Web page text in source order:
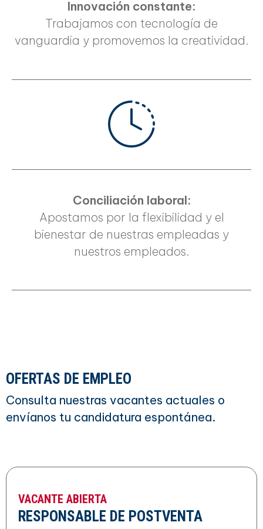
Innovación constante:
Trabajamos con tecnología de
vanguardia y promovemos la creatividad.
Conciliación laboral:
Apostamos por la flexibilidad y el
bienestar de nuestras empleadas y
nuestros empleados.
OFERTAS DE EMPLEO
Consulta nuestras vacantes actuales o
envíanos tu candidatura espontánea.
VACANTE ABIERTA
RESPONSABLE DE POSTVENTA